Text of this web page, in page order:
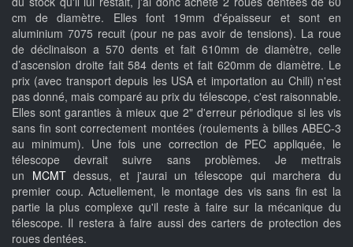
cm de diamètre. Elles font 19mm d'épaisseur et sont en
aluminium 7075 recuit (pour ne pas avoir de tensions). La roue
de déclinaison a 570 dents et fait 610mm de diamètre, celle
d’ascension droite fait 584 dents et fait 620mm de diamètre. Le
prix (avec transport depuis les USA et importation au Chili) n'est
pas donné, mais comparé au prix du télescope, c'est raisonnable.
Elles sont garanties à mieux que 2" d'erreur périodique si les vis
sans fin sont correctement montées (roulements à billes ABEC-3
au minimum). Une fois une correction de PEC appliquée, le
télescope devrait suivre sans problèmes. Je mettrais
un MCMTdessus, et j'aurai un télescope qui marchera du
premier coup. Actuellement, le montage des vis sans fin est la
partie la plus complexe qu'il reste à faire sur la mécanique du
télescope. Il restera à faire aussi des carters de protection des
roues dentées.